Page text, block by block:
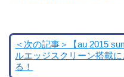
＜次の記事＞【au 2015
ルエッジスクリーン搭載
る！